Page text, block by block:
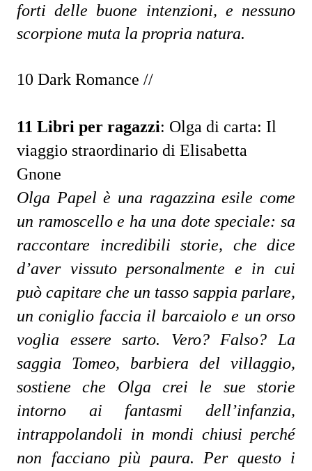
forti delle buone intenzioni, e nessuno
scorpione muta la propria natura.
10 Dark Romance //
11 Libri per ragazzi: Olga di carta: Il
viaggio straordinario di Elisabetta
Gnone
Olga Papel è una ragazzina esile come
un ramoscello e ha una dote speciale: sa
raccontare incredibili storie, che dice
d’aver vissuto personalmente e in cui
può capitare che un tasso sappia parlare,
un coniglio faccia il barcaiolo e un orso
voglia essere sarto. Vero? Falso? La
saggia Tomeo, barbiera del villaggio,
sostiene che Olga crei le sue storie
intorno ai fantasmi dell’infanzia,
intrappolandoli in mondi chiusi perché
non facciano più paura. Per questo i